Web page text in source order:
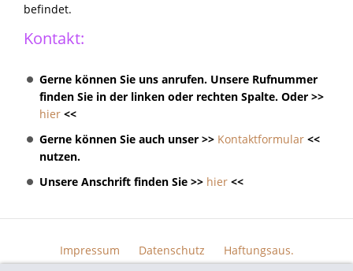
befindet.
Kontakt:
Gerne können Sie uns anrufen. Unsere Rufnummer
finden Sie in der linken oder rechten Spalte. Oder >>
hier <<
Gerne können Sie auch unser >> Kontaktformular <<
nutzen.
Unsere Anschrift finden Sie >> hier <<
Impressum Datenschutz
Haftungsaus.